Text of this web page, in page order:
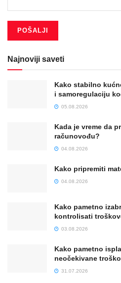
Najnoviji saveti
Kako stabilno
i samoregulaciju
05.08.2026
Kada je vreme da
računovođu?
04.08.2026
Kako pripremiti
04.08.2026
Kako pametno
kontrolisati
03.08.2026
Kako pametno
neočekivane
31.07.2026